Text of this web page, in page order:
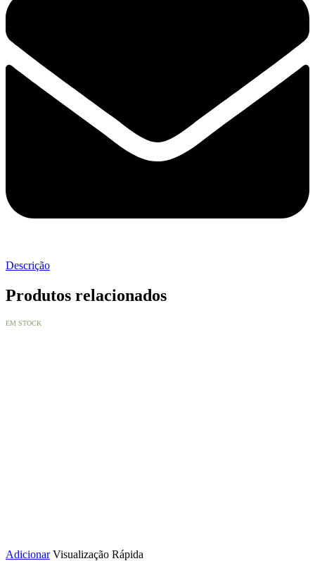
Descrição
Produtos relacionados
EM STOCK
Adicionar Visualização Rápida